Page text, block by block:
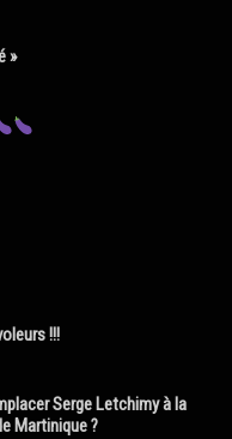
»
!!!
Serge Letchimy à la
Martinique ?